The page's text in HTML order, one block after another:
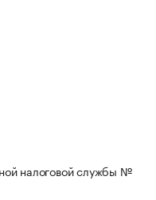
налоговой службы №